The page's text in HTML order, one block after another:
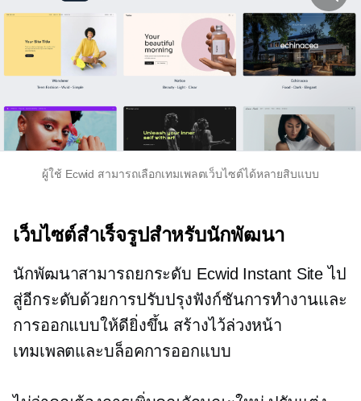
ผู้ใช้ Ecwid สามารถเลือกเทมเพลตเว็บไซต์ได้หลายสิบแบบ
เว็บไซต์สำเร็จรูปสำหรับนักพัฒนา
นักพัฒนาสามารถยกระดับ Ecwid Instant Site ไป
สู่อีกระดับด้วยการปรับปรุงฟังก์ชันการทำงานและ
การออกแบบให้ดียิ่งขึ้น สร้างไว้ล่วงหน้า
เทมเพลตและบล็อคการออกแบบ